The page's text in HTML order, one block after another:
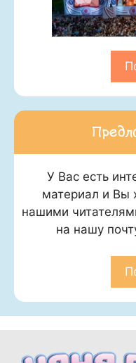
У Вас есть
материал и Вы
нашими
на нашу